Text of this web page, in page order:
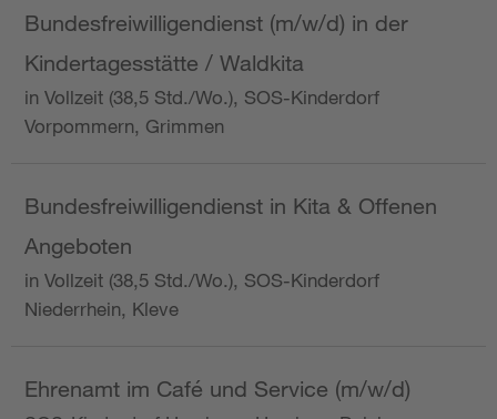
Bundesfreiwilligendienst (m/w/d) in der
Kindertagesstätte / Waldkita
in Vollzeit (38,5 Std./Wo.), SOS-Kinderdorf
Vorpommern, Grimmen
Bundesfreiwilligendienst in Kita & Offenen
Angeboten
in Vollzeit (38,5 Std./Wo.), SOS-Kinderdorf
Niederrhein, Kleve
Ehrenamt im Café und Service (m/w/d)